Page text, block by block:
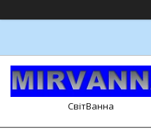
СвітВанна